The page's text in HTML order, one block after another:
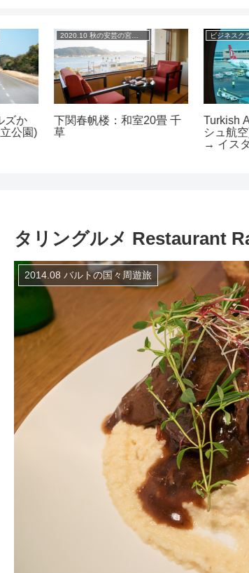
2020.10 秋の安芸の宮島 山陽の旅
下関春帆楼：和室20畳 千
草
ビジネスクラスガイド
Turkish Airlines (タ
シュ航空) TK691 (
→ イスタンブール
タリングルメ Restaurant
2014.08 バルトの国々周遊旅